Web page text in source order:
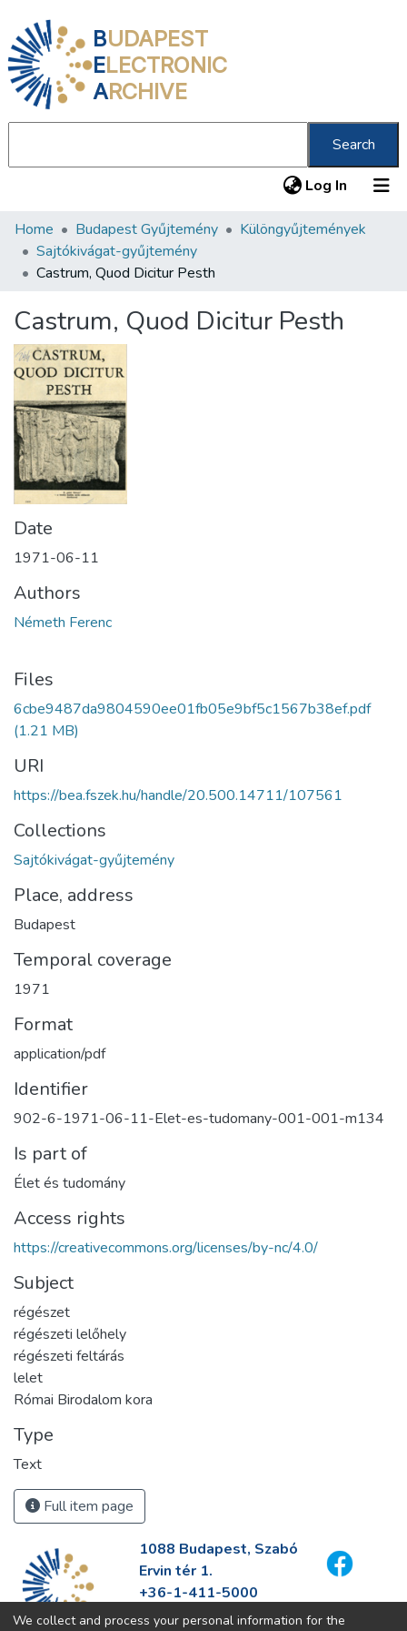
BUDAPEST
ELECTRONIC
ARCHIVE
Search
Log In (current)
Communities & Collections
All of DSpace
About us
Home Budapest Gyűjtemény
Különgyűjtemények
Sajtókivágat-gyűjtemény
Castrum, Quod Dicitur Pesth
Castrum, Quod Dicitur Pesth
Date
1971-06-11
Authors
Németh Ferenc
Files
6cbe9487da9804590ee01fb05e9bf5c1567b38ef.pdf
(1.21 MB)
URI
https://bea.fszek.hu/handle/20.500.14711/107561
Collections
Sajtókivágat-gyűjtemény
Place, address
Budapest
Temporal coverage
1971
Format
application/pdf
Identifier
902-6-1971-06-11-Elet-es-tudomany-001-001-m134
Is part of
Élet és tudomány
Access rights
https://creativecommons.org/licenses/by-nc/4.0/
Subject
régészet
régészeti lelőhely
régészeti feltárás
lelet
Római Birodalom kora
Type
Text
Full item page
1088 Budapest, Szabó
Ervin tér 1.
+36-1-411-5000
info@fszek.hu
We collect and process your personal information for the